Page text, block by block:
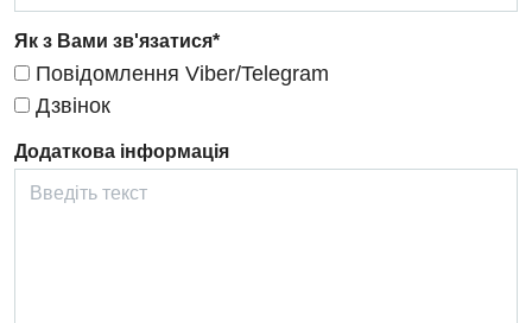
Мамологія
Медична психологія
Неврологія
Як з Вами зв'язатися*
Повідомлення Viber/Telegram
Дзвінок
Додаткова інформація